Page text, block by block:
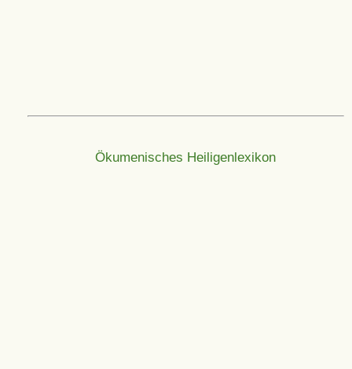
Ökumenisches Heiligenlexikon